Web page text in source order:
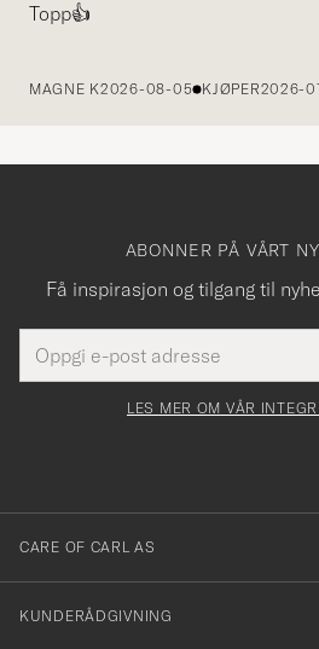
Topp👍
MAGNE K2026-08-05 KJØPER2026-
ABONNER PÅ VÅRT
Få inspirasjon og tilgang til
postadresse
felt
Tack
för
dig
till
vårt
nyhetsbrev!
LES MER OM VÅR
CARE OF CARL AS
KUNDERÅDGIVNING